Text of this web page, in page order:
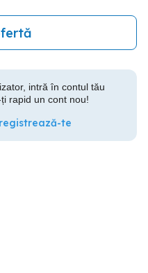
intră în contul tău
rapid un cont nou!
te